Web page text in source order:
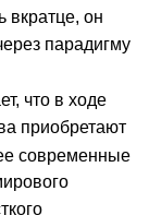
вкратце, он
парадигму
что в ходе
приобретают
современные